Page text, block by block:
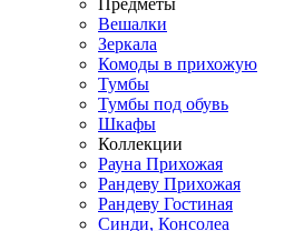
Предметы
Вешалки
Зеркала
Комоды в прихожую
Тумбы
Тумбы под обувь
Шкафы
Коллекции
Рауна Прихожая
Рандеву Прихожая
Рандеву Гостиная
Синди, Консолеа